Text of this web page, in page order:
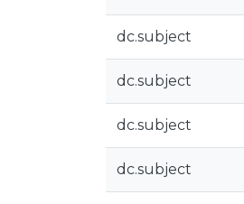
dc.subject
dc.subject
dc.subject
dc.subject